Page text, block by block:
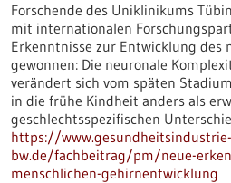
Forschende des Uniklinikums
mit internationalen
Erkenntnisse zur Entwicklung des
gewonnen: Die neuronale
verändert sich vom späten
in die frühe Kindheit anders als
geschlechtsspezifischen
https://www.gesundheitsindustrie-
bw.de/fachbeitrag/pm/neue-
menschlichen-gehirnentwicklung